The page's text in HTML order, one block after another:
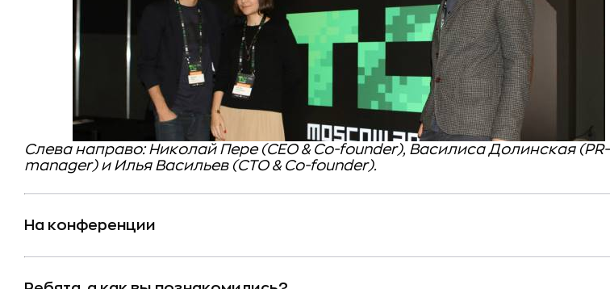
Слева направо: Николай Пере (CEO & Co-founder), Василиса Долинская (PR-
manager) и Илья Васильев (CTO & Co-founder).
На конференции